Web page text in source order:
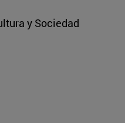
y Sociedad